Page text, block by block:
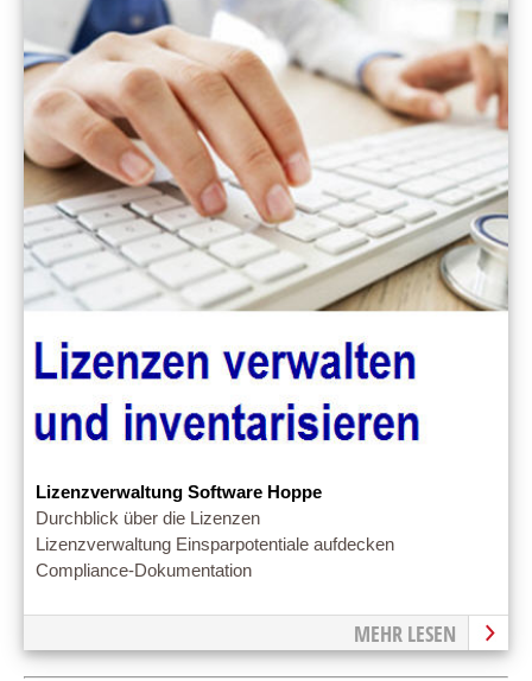
Lizenzverwaltung Software Hoppe
Durchblick über die Lizenzen
Lizenzverwaltung Einsparpotentiale aufdecken
Compliance-Dokumentation
MEHR LESEN